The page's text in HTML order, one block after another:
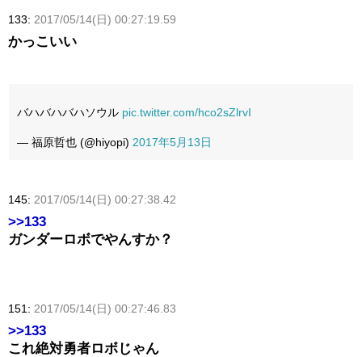
133: 2017/05/14(日) 00:27:19.59
かっこいい
バハバハバハソウル pic.twitter.com/hco2sZlrvI
— 福原哲也 (@hiyopi) 2017年5月13日
145: 2017/05/14(日) 00:27:38.42
>>133
ガンダーロボでやんすか？
151: 2017/05/14(日) 00:27:46.83
>>133
これ絶対勇者ロボじゃん